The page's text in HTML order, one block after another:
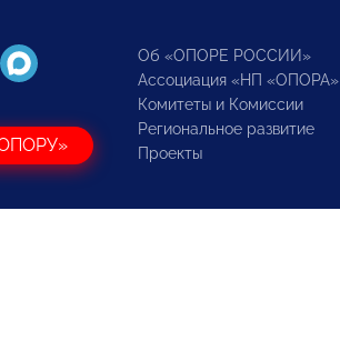
Об «ОПОРЕ РОССИИ»
Ассоциация «НП «ОПОРА»
Комитеты и Комиссии
Региональное развитие
Проекты